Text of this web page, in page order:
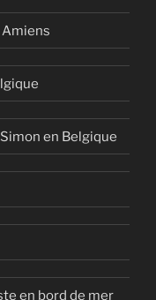
Amiens
en Belgique
en bord de mer